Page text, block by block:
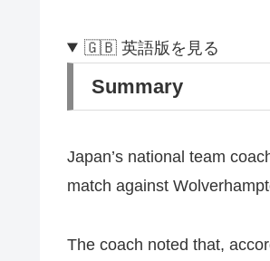
🇬🇧 英語版を見る
Summary
Japan’s national team
match against
The coach noted that,